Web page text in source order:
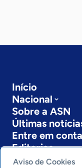
Início
Nacional
Sobre a ASN
Últimas
Entre em
Editorias
Aviso de Cookies